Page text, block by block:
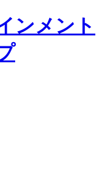
ンメント